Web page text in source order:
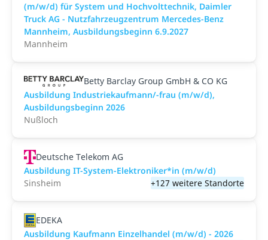
(m/w/d) für System und Hochvolttechnik, Daimler
Truck AG - Nutzfahrzeugzentrum Mercedes-Benz
Mannheim, Ausbildungsbeginn 6.9.2027
Mannheim
Betty Barclay Group GmbH & CO KG
Ausbildung Industriekaufmann/-frau (m/w/d),
Ausbildungsbeginn 2026
Nußloch
Deutsche Telekom AG
Ausbildung IT-System-Elektroniker*in (m/w/d)
Sinsheim
+127 weitere Standorte
EDEKA
Ausbildung Kaufmann Einzelhandel (m/w/d) - 2026